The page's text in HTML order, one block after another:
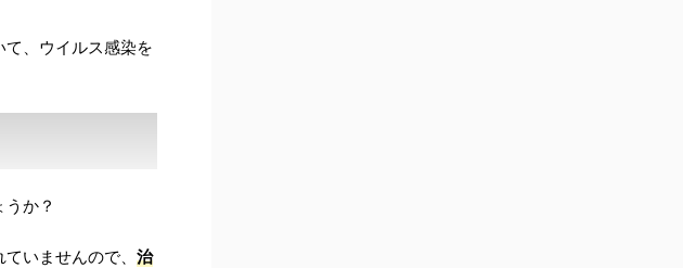
、ウイルス感染を
か？
いませんので、 治